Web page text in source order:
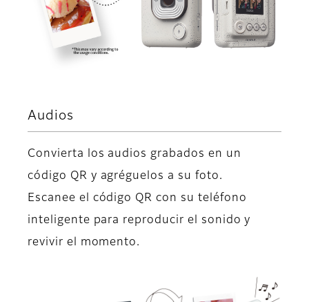
Audios
Convierta los audios grabados en un
código QR y agréguelos a su foto.
Escanee el código QR con su teléfono
inteligente para reproducir el sonido y
revivir el momento.